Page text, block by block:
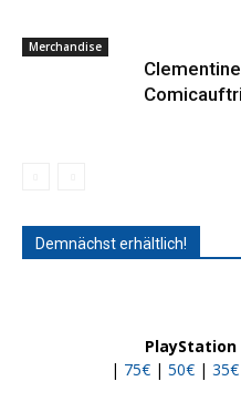
Merchandise
Demnächst erhältlich!
| 75€ | 50€ | 35€